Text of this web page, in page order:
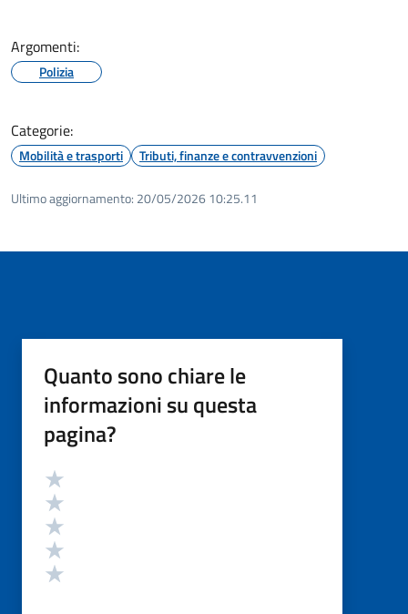
Argomenti:
Polizia
Categorie:
Mobilità e trasporti Tributi, finanze e contravvenzioni
Ultimo aggiornamento: 20/05/2026 10:25.11
Quanto sono chiare le
informazioni su questa
pagina?
Valutazione